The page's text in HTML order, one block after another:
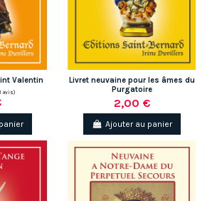
Valentin
Livret neuvaine pour les âmes du
Purgatoire
2,00 €
Ajouter au panier